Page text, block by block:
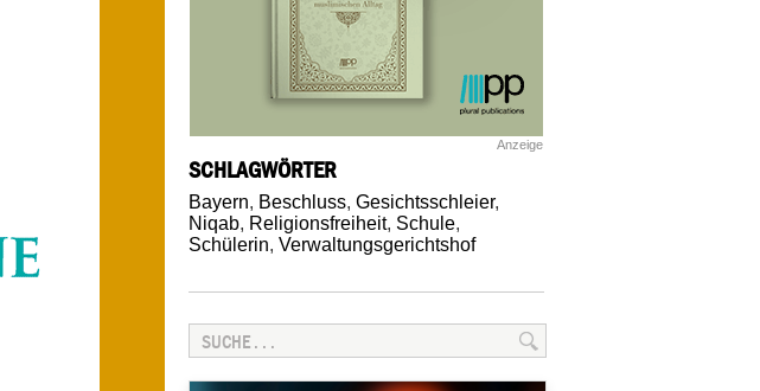
Anzeige
SCHLAGWÖRTER
Bayern, Beschluss, Gesichtsschleier,
Niqab, Religionsfreiheit, Schule,
Schülerin, Verwaltungsgerichtshof